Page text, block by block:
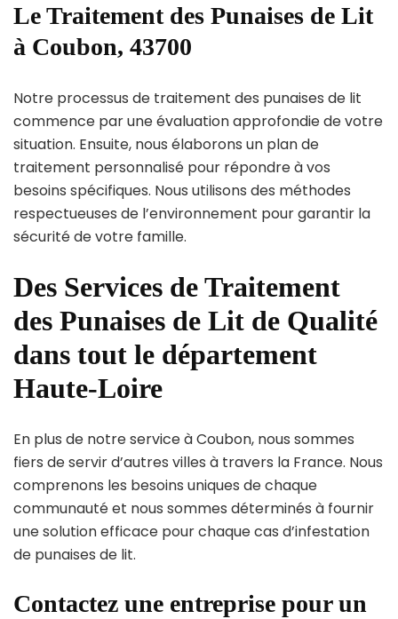
Le Traitement des Punaises de Lit
à Coubon, 43700
Notre processus de traitement des punaises de lit
commence par une évaluation approfondie de votre
situation. Ensuite, nous élaborons un plan de
traitement personnalisé pour répondre à vos
besoins spécifiques. Nous utilisons des méthodes
respectueuses de l’environnement pour garantir la
sécurité de votre famille.
Des Services de Traitement
des Punaises de Lit de Qualité
dans tout le département
Haute-Loire
En plus de notre service à Coubon, nous sommes
fiers de servir d’autres villes à travers la France. Nous
comprenons les besoins uniques de chaque
communauté et nous sommes déterminés à fournir
une solution efficace pour chaque cas d’infestation
de punaises de lit.
Contactez une entreprise pour un